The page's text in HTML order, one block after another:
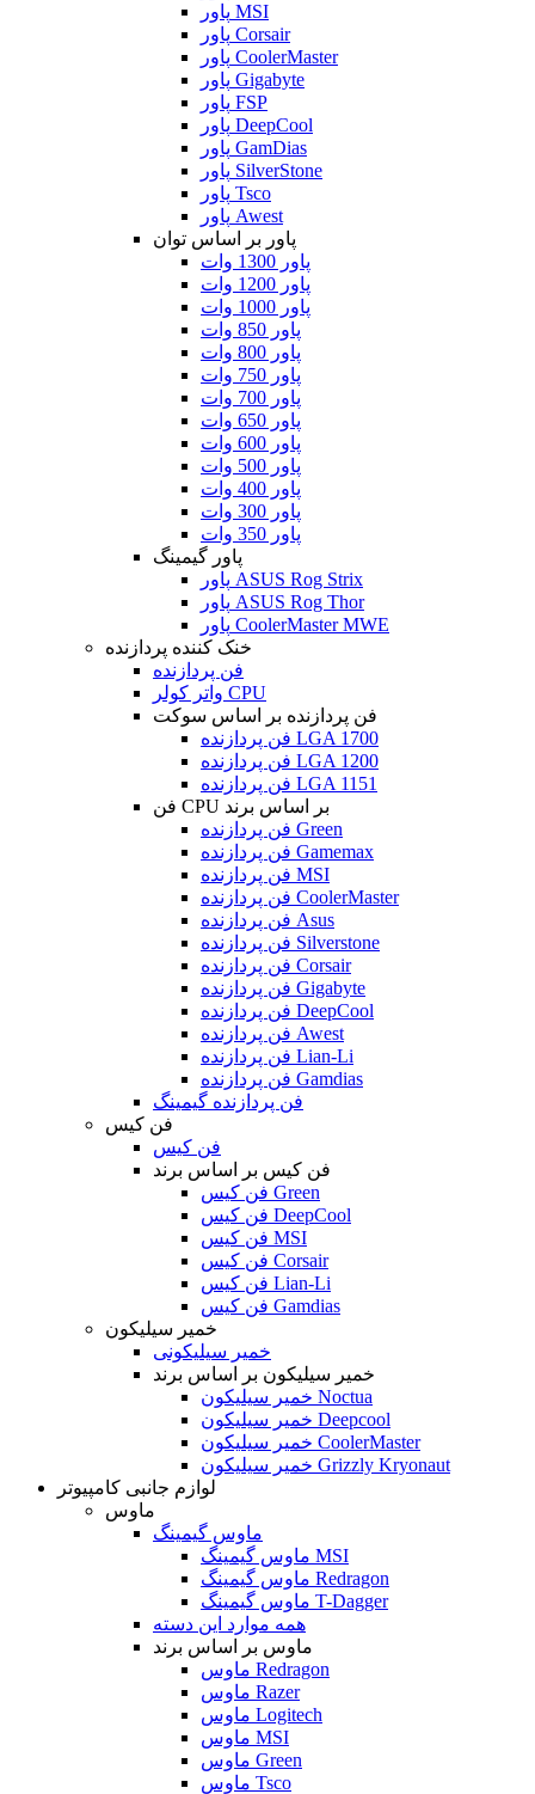
پاور MSI
پاور Corsair
پاور CoolerMaster
پاور Gigabyte
پاور FSP
پاور DeepCool
پاور GamDias
پاور SilverStone
پاور Tsco
پاور Awest
پاور بر اساس توان
پاور 1300 وات
پاور 1200 وات
پاور 1000 وات
پاور 850 وات
پاور 800 وات
پاور 750 وات
پاور 700 وات
پاور 650 وات
پاور 600 وات
پاور 500 وات
پاور 400 وات
پاور 300 وات
پاور 350 وات
پاور گیمینگ
پاور ASUS Rog Strix
پاور ASUS Rog Thor
پاور CoolerMaster MWE
خنک کننده پردازنده
فن پردازنده
واتر کولر CPU
فن پردازنده بر اساس سوکت
فن پردازنده LGA 1700
فن پردازنده LGA 1200
فن پردازنده LGA 1151
فن CPU بر اساس برند
فن پردازنده Green
فن پردازنده Gamemax
فن پردازنده MSI
فن پردازنده CoolerMaster
فن پردازنده Asus
فن پردازنده Silverstone
فن پردازنده Corsair
فن پردازنده Gigabyte
فن پردازنده DeepCool
فن پردازنده Awest
فن پردازنده Lian-Li
فن پردازنده Gamdias
فن پردازنده گیمینگ
فن کیس
فن کیس
فن کیس بر اساس برند
فن کیس Green
فن کیس DeepCool
فن کیس MSI
فن کیس Corsair
فن کیس Lian-Li
فن کیس Gamdias
خمیر سیلیکون
خمیر سیلیکونی
خمیر سیلیکون بر اساس برند
خمیر سیلیکون Noctua
خمیر سیلیکون Deepcool
خمیر سیلیکون CoolerMaster
خمیر سیلیکون Grizzly Kryonaut
لوازم جانبی کامپیوتر
ماوس
ماوس گیمینگ
ماوس گیمینگ MSI
ماوس گیمینگ Redragon
ماوس گیمینگ T-Dagger
همه موارد این دسته
ماوس بر اساس برند
ماوس Redragon
ماوس Razer
ماوس Logitech
ماوس MSI
ماوس Green
ماوس Tsco